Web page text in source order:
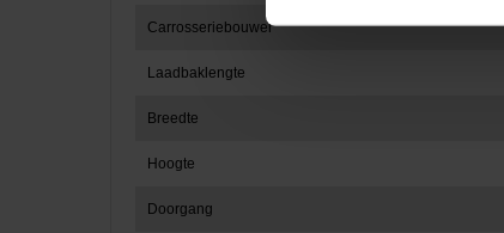
Carrosseriebouwer
Laadbaklengte
Breedte
Hoogte
Doorgang